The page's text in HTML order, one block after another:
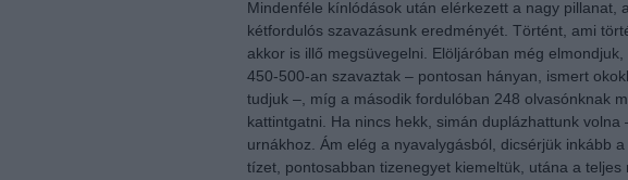
Mindenféle kínlódások után elérkezett a nagy pillanat,
kétfordulós szavazásunk eredményét. Történt, ami
akkor is illő megsüvegelni. Elöljáróban még
450-500-an szavaztak – pontosan hányan, ismert
tudjuk –, míg a második fordulóban 248 olvasónknak
kattintgatni. Ha nincs hekk, simán duplázhattunk volna
urnákhoz. Ám elég a nyavalygásból, dicsérjük inkább
tízet, pontosabban tizenegyet kiemeltük, utána a teljes